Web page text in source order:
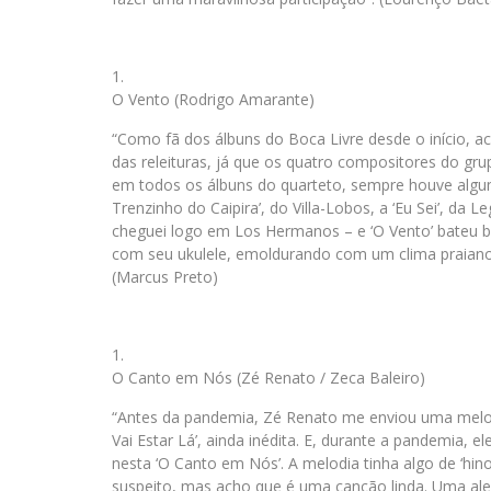
O Vento (Rodrigo Amarante)
“Como fã dos álbuns do Boca Livre desde o início,
das releituras, já que os quatro compositores do
em todos os álbuns do quarteto, sempre houve
Trenzinho do Caipira’, do Villa-Lobos, a ‘Eu Sei’,
cheguei logo em Los Hermanos – e ‘O Vento’
com seu ukulele, emoldurando com um clima
(Marcus Preto)
O Canto em Nós (Zé Renato / Zeca Baleiro)
“Antes da pandemia, Zé Renato me enviou uma
Vai Estar Lá’, ainda inédita. E, durante a pandemia,
nesta ‘O Canto em Nós’. A melodia tinha algo de
suspeito, mas acho que é uma canção linda. Uma